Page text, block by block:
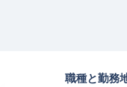
職種と勤務